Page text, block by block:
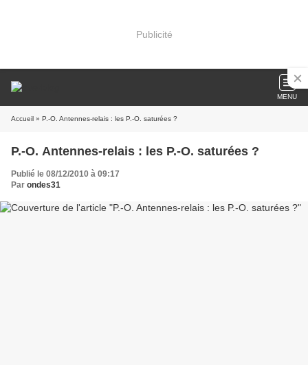
Publicité
MENU
Accueil » P.-O. Antennes-relais : les P.-O. saturées ?
P.-O. Antennes-relais : les P.-O. saturées ?
Publié le 08/12/2010 à 09:17
Par ondes31